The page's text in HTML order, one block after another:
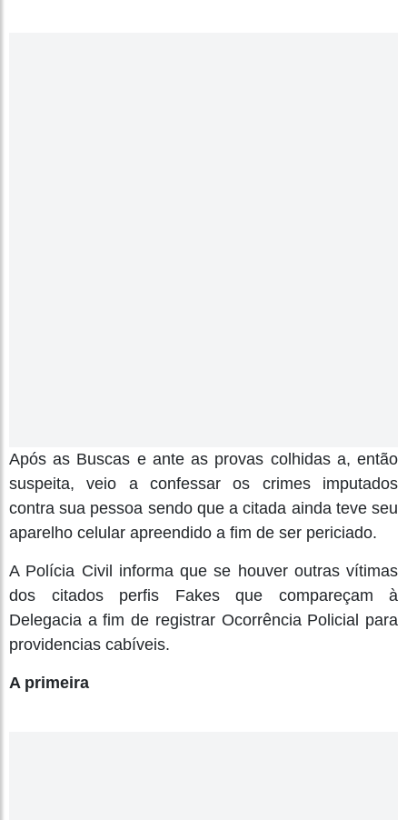
Após as Buscas e ante as provas colhidas a, então
suspeita, veio a confessar os crimes imputados
contra sua pessoa sendo que a citada ainda teve seu
aparelho celular apreendido a fim de ser periciado.
A Polícia Civil informa que se houver outras vítimas
dos citados perfis Fakes que compareçam à
Delegacia a fim de registrar Ocorrência Policial para
providencias cabíveis.
A primeira